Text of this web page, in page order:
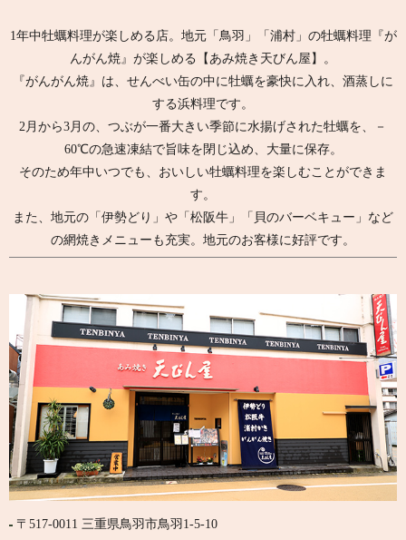
1年中牡蠣料理が楽しめる店。 地元「鳥羽」「浦村」の牡蠣料理『が
んがん焼』が楽しめる【あみ焼き天びん屋】。
『がんがん焼』は、せんべい缶の中に牡蠣を豪快に入れ、酒蒸しに
する浜料理です。
2月から3月の、つぶが一番大きい季節に水揚げされた牡蠣を、－
60℃の急速凍結で旨味を閉じ込め、大量に保存。
そのため年中いつでも、おいしい牡蠣料理を楽しむことができま
す。
また、地元の「伊勢どり」や「松阪牛」「貝のバーベキュー」など
の網焼きメニューも充実。地元のお客様に好評です。
〒517-0011 三重県鳥羽市鳥羽1-5-10